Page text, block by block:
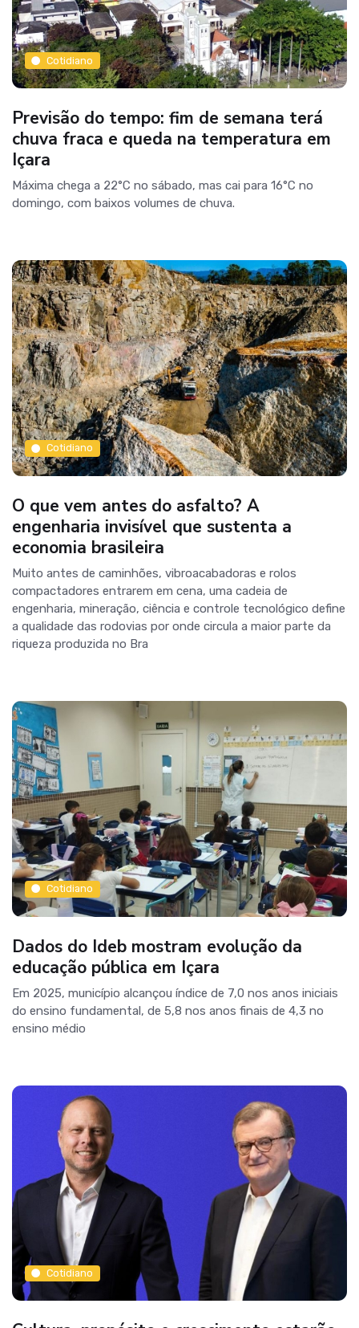
Cotidiano
Previsão do tempo: fim de semana terá
chuva fraca e queda na temperatura em
Içara
Máxima chega a 22°C no sábado, mas cai para 16°C no
domingo, com baixos volumes de chuva.
Cotidiano
O que vem antes do asfalto? A
engenharia invisível que sustenta a
economia brasileira
Muito antes de caminhões, vibroacabadoras e rolos
compactadores entrarem em cena, uma cadeia de
engenharia, mineração, ciência e controle tecnológico define
a qualidade das rodovias por onde circula a maior parte da
riqueza produzida no Bra
Cotidiano
Dados do Ideb mostram evolução da
educação pública em Içara
Em 2025, município alcançou índice de 7,0 nos anos iniciais
do ensino fundamental, de 5,8 nos anos finais de 4,3 no
ensino médio
Cotidiano